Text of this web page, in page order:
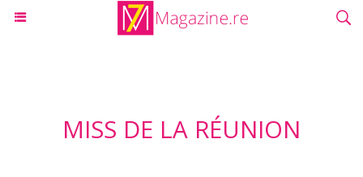
MISS DE LA RÉUNION